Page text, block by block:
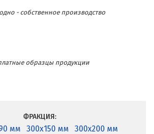
- собственное производство
образцы продукции
ФРАКЦИЯ:
мм 300x150 мм
300x200 мм